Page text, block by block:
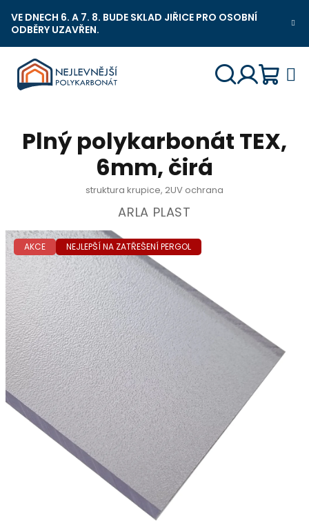
na
obsah
VE DNECH 6. A 7. 8. BUDE SKLAD JIŘICE PRO OSOBNÍ
ODBĚRY UZAVŘEN.
košík
Plný polykarbonát TEX,
6mm, čirá
struktura krupice, 2UV ochrana
ARLA PLAST
AKCE NEJLEPŠÍ NA ZATŘEŠENÍ PERGOL
Nejlevnější Polykarbonát Chat